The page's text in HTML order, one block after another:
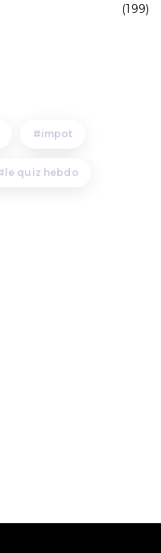
(199)
impot
le quiz hebdo